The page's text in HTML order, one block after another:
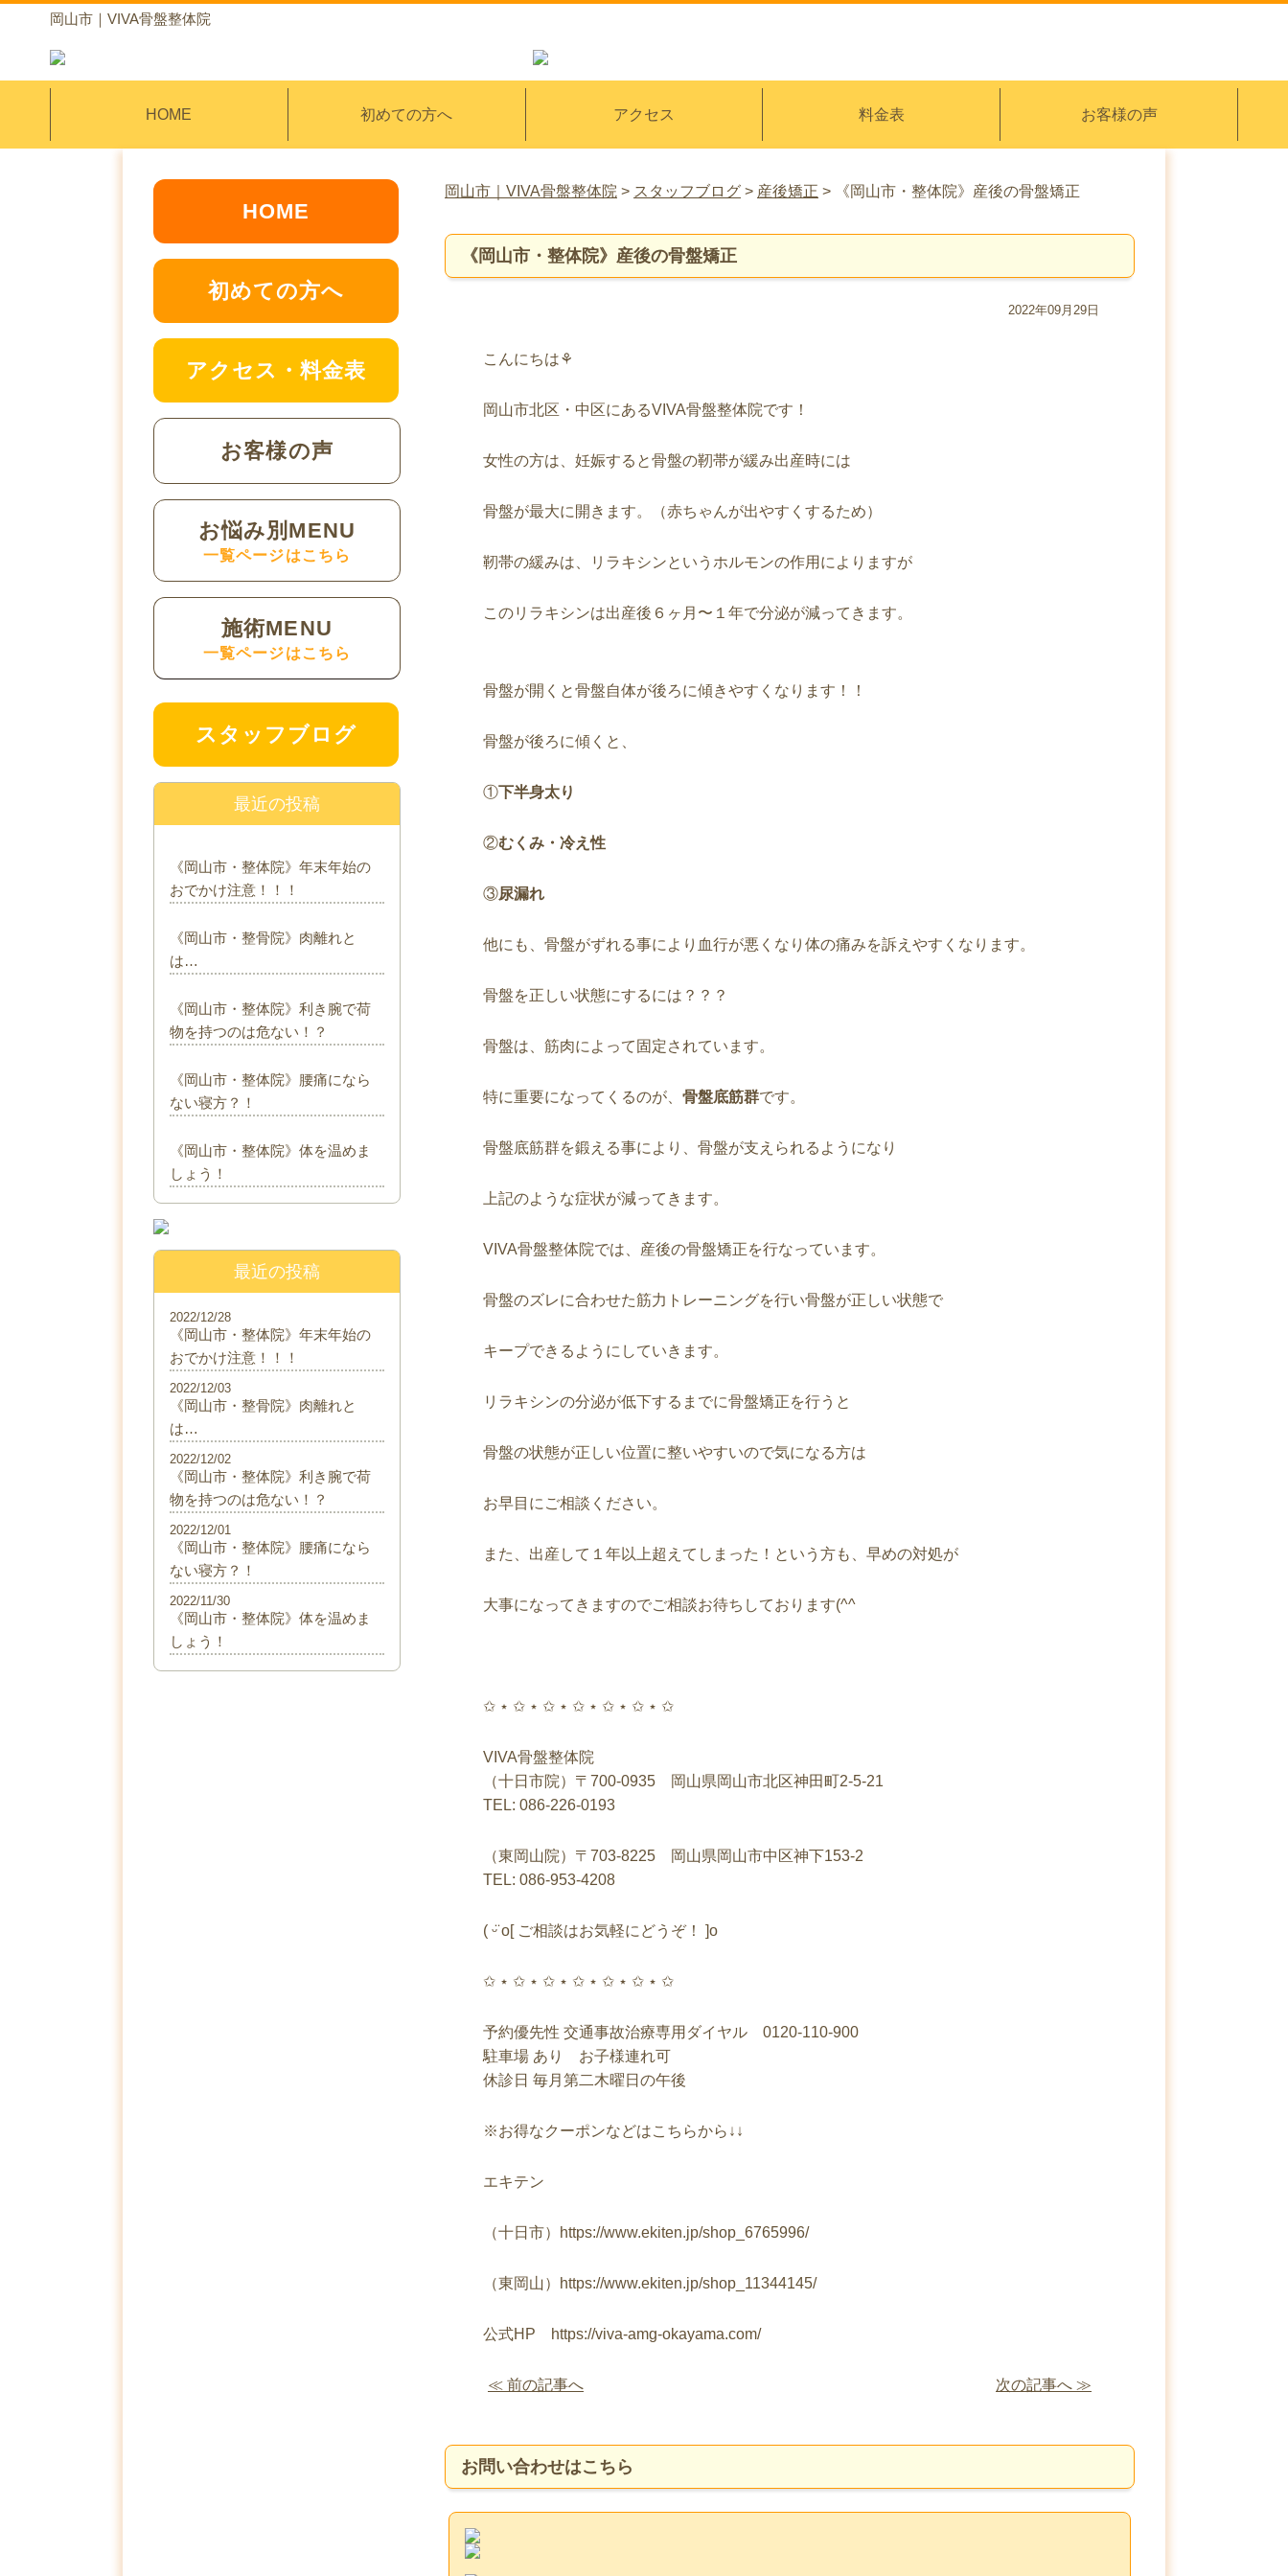
岡山市｜VIVA骨盤整体院
HOME 初めての方へ アクセス 料金表 お客様の声
岡山市｜VIVA骨盤整体院 > スタッフブログ > 産後矯正 > 《岡山市・整体院》産後の骨盤矯正
《岡山市・整体院》産後の骨盤矯正
2022年09月29日
こんにちは⚘
岡山市北区・中区にあるVIVA骨盤整体院です！
女性の方は、妊娠すると骨盤の靭帯が緩み出産時には
骨盤が最大に開きます。（赤ちゃんが出やすくするため）
靭帯の緩みは、リラキシンというホルモンの作用によりますが
このリラキシンは出産後６ヶ月〜１年で分泌が減ってきます。
骨盤が開くと骨盤自体が後ろに傾きやすくなります！！
骨盤が後ろに傾くと、
①下半身太り
②むくみ・冷え性
③尿漏れ
他にも、骨盤がずれる事により血行が悪くなり体の痛みを訴えやすくなります。
骨盤を正しい状態にするには？？？
骨盤は、筋肉によって固定されています。
特に重要になってくるのが、 骨盤底筋群です。
骨盤底筋群を鍛える事により、骨盤が支えられるようになり
上記のような症状が減ってきます。
VIVA骨盤整体院では、産後の骨盤矯正を行なっています。
骨盤のズレに合わせた筋力トレーニングを行い骨盤が正しい状態で
キープできるようにしていきます。
リラキシンの分泌が低下するまでに骨盤矯正を行うと
骨盤の状態が正しい位置に整いやすいので気になる方は
お早目にご相談ください。
また、出産して１年以上超えてしまった！という方も、早めの対処が
大事になってきますのでご相談お待ちしております(^^ゞ
✩ ⋆ ✩ ⋆ ✩ ⋆ ✩ ⋆ ✩ ⋆ ✩ ⋆ ✩
VIVA骨盤整体院
（十日市院）〒700-0935 岡山県岡山市北区神田町2-5-21
TEL: 086-226-0193
（東岡山院）〒703-8225 岡山県岡山市中区神下153-2
TEL: 086-953-4208
( ᵕ̈ o[ ご相談はお気軽にどうぞ！ ]o
✩ ⋆ ✩ ⋆ ✩ ⋆ ✩ ⋆ ✩ ⋆ ✩ ⋆ ✩
予約優先性 交通事故治療専用ダイヤル 0120-110-900
駐車場 あり お子様連れ可
休診日 毎月第二木曜日の午後
※お得なクーポンなどはこちらから↓↓
エキテン
（十日市）https://www.ekiten.jp/shop_6765996/
（東岡山）https://www.ekiten.jp/shop_11344145/
公式HP https://viva-amg-okayama.com/
≪ 前の記事へ 次の記事へ ≫
お問い合わせはこちら
HOME
初めての方へ
アクセス・料金表
お客様の声
お悩み別MENU
一覧ページはこちら
施術MENU
一覧ページはこちら
スタッフブログ
最近の投稿
《岡山市・整体院》年末年始の
おでかけ注意！！！
《岡山市・整骨院》肉離れと
は…
《岡山市・整体院》利き腕で荷
物を持つのは危ない！？
《岡山市・整体院》腰痛になら
ない寝方？！
《岡山市・整体院》体を温めま
しょう！
最近の投稿
《岡山市・整体院》年末年始の
おでかけ注意！！！
2022/12/28
《岡山市・整骨院》肉離れと
は…
2022/12/03
《岡山市・整体院》利き腕で荷
物を持つのは危ない！？
2022/12/02
《岡山市・整体院》腰痛になら
ない寝方？！
2022/12/01
《岡山市・整体院》体を温めま
しょう！
2022/11/30